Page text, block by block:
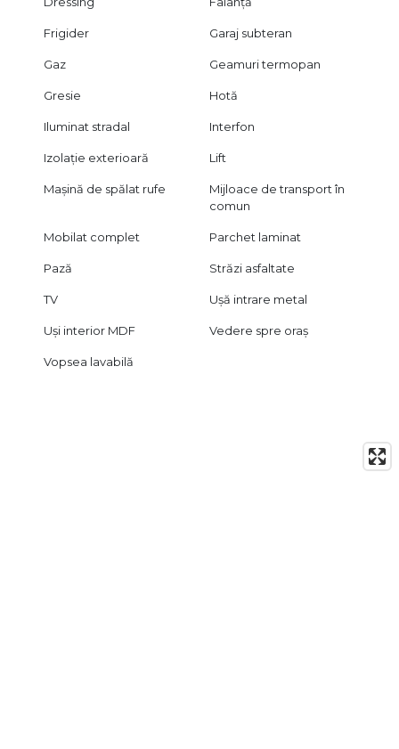
Frigider Garaj subteran
Gaz Geamuri termopan
Gresie Hotă
Iluminat stradal Interfon
Izolație exterioară Lift
Mașină de spălat rufe
Mijloace de transport în
comun
Mobilat complet Parchet laminat
Pază Străzi asfaltate
TV Ușă intrare metal
Uși interior MDF Vedere spre oraș
Vopsea lavabilă